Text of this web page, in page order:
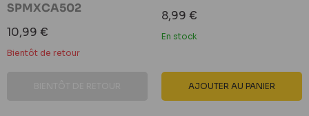
SPMXCA502
Prix
réduit
10,99 €
Bientôt de retour
Prix
réduit
8,99 €
En stock
AJOUTER AU PANIER